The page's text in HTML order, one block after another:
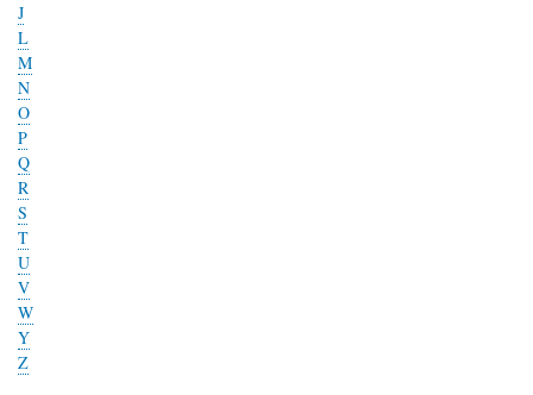
J
L
M
N
O
P
Q
R
S
T
U
V
W
Y
Z